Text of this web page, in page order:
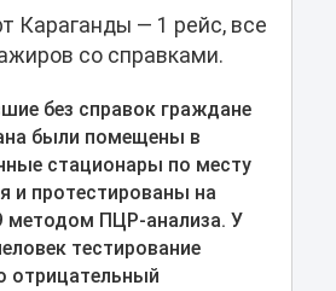
Караганды — 1 рейс, все
со справками.
без справок граждане
были помещены в
стационары по месту
и протестированы на
методом ПЦР-анализа. У
тестирование
отрицательный